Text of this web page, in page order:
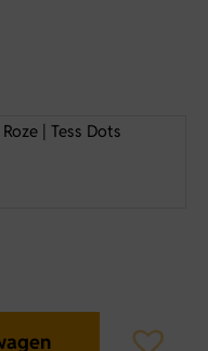
| Tess Dots